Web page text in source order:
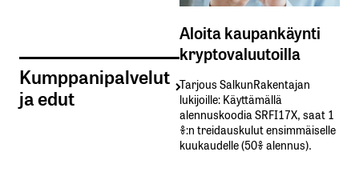
Kumppanipalvelut
ja edut
Aloita kaupankäynti
kryptovaluutoilla
Tarjous SalkunRakentajan
lukijoille: Käyttämällä​ ​
alennuskoodia​ ​SRFI17X,​ ​saat​ ​1
%:n treidauskulut​ ​ensimmäiselle​ ​
kuukaudelle​ ​(50%​ ​alennus).